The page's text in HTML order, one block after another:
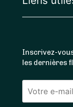
Inscrivez-
les dernières